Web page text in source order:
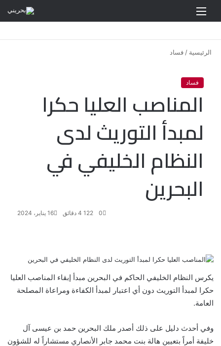
الرئيسية / فساد
فساد
المناصب العليا حكرا
لمبدأ التوريث لدى
النظام الخليفي في
البحرين
16 يناير، 2024 0
ي
س
ب
ك
و
ي
ت
ي
ن
د
إ
ن
u
b
l
r
ن
ي
ر
ي
ت
e
d
i
t
ت
ب
يكرس النظام الخليفي الحاكم في البحرين مبدأ إبقاء المناصب العليا
حكرا لمبدأ التوريث دون أي اعتبار لمبدأ الكفاءة ومراعاة المصلحة
العامة.
وفي أحدث دليل على ذلك أصدر ملك البحرين حمد بن عيسى آل
خليفة أمراً بتعيين هالة بنت محمد جابر الأنصاري مستشاراً له للشؤون